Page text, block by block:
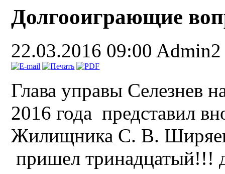
Долгооиграющие
22.03.2016 09:00 Admin2
Глава управы Селезнев
2016 года представил
Жилищника С. В.
пришел тринадцатый!!!